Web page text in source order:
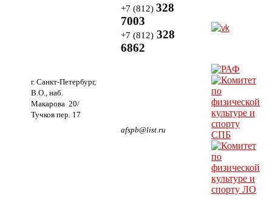
г. Санкт-Петербург,
В.О., наб.
Макарова 20/
Тучков пер. 17
+7 (812) 328
7003
+7 (812) 328
6862
afspb@list.ru